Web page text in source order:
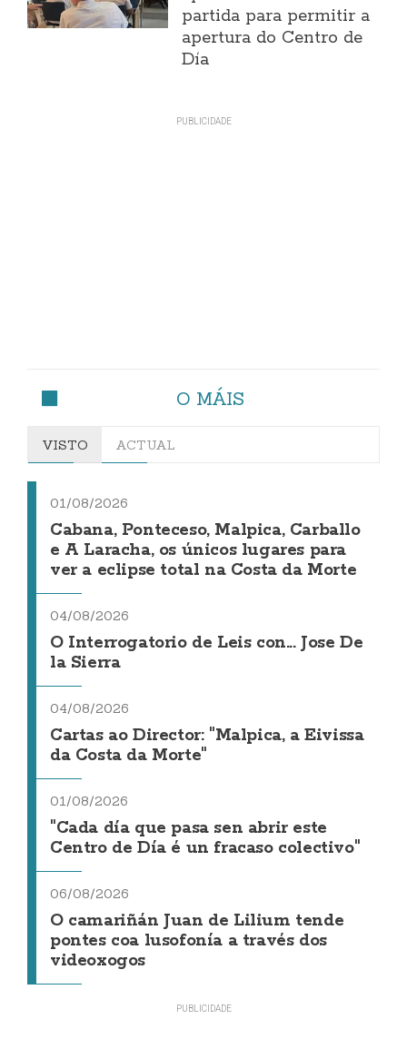
partida para permitir a
apertura do Centro de
Día
O MÁIS
VISTO ACTUAL
01/08/2026
Cabana, Ponteceso, Malpica, Carballo
e A Laracha, os únicos lugares para
ver a eclipse total na Costa da Morte
04/08/2026
O Interrogatorio de Leis con... Jose De
la Sierra
04/08/2026
Cartas ao Director: "Malpica, a Eivissa
da Costa da Morte"
01/08/2026
"Cada día que pasa sen abrir este
Centro de Día é un fracaso colectivo"
06/08/2026
O camariñán Juan de Lilium tende
pontes coa lusofonía a través dos
videoxogos